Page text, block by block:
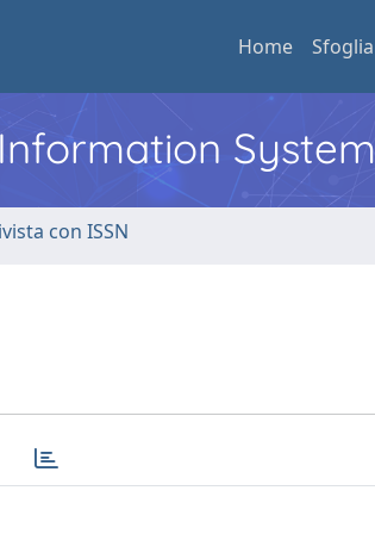
Home Sfoglia
System
con ISSN